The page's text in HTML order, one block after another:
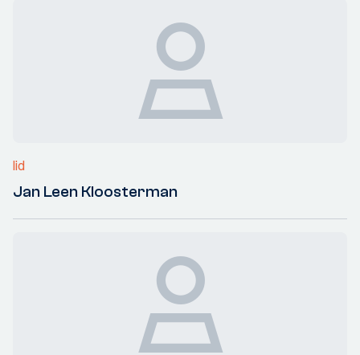
lid
Jan Leen Kloosterman